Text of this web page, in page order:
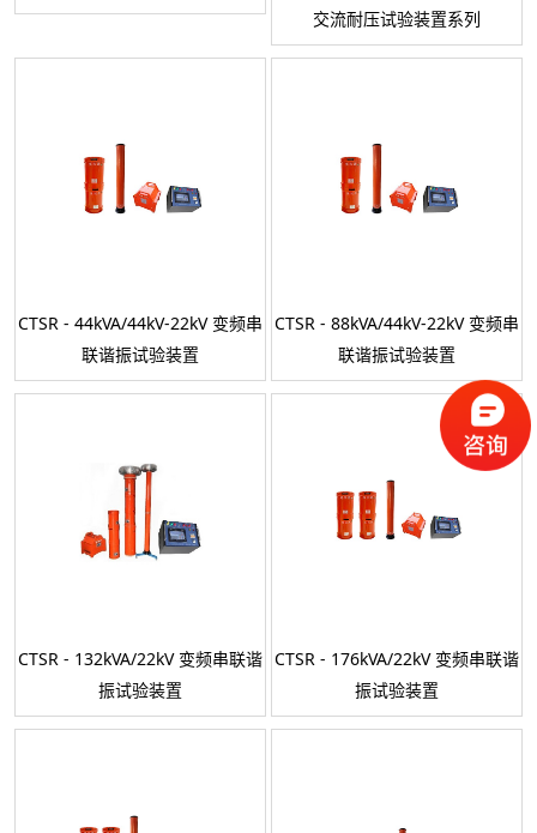
交流耐压试验装置系列
CTSR - 44kVA/44kV-22kV 变频串
联谐振试验装置
CTSR - 88kVA/44kV-22kV 变频串
联谐振试验装置
CTSR - 132kVA/22kV 变频串联谐
振试验装置
CTSR - 176kVA/22kV 变频串联谐
振试验装置